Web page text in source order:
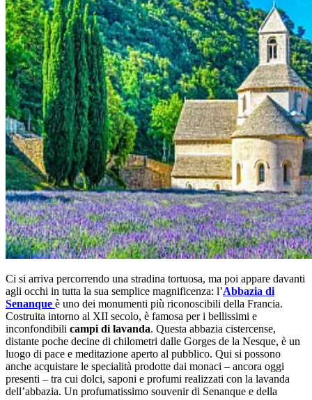
Ci si arriva percorrendo una stradina tortuosa, ma poi appare davanti
agli occhi in tutta la sua semplice magnificenza: l’Abbazia di
Senanque è uno dei monumenti più riconoscibili della Francia.
Costruita intorno al XII secolo, è famosa per i bellissimi e
inconfondibili campi di lavanda. Questa abbazia cistercense,
distante poche decine di chilometri dalle Gorges de la Nesque, è un
luogo di pace e meditazione aperto al pubblico. Qui si possono
anche acquistare le specialità prodotte dai monaci – ancora oggi
presenti – tra cui dolci, saponi e profumi realizzati con la lavanda
dell’abbazia. Un profumatissimo souvenir di Senanque e della